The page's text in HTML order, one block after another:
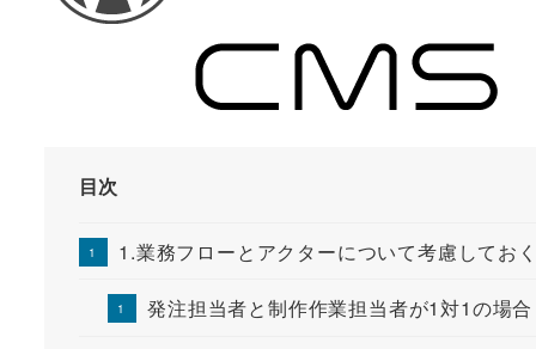
目次
1.業務フローとアクターについて考慮してお
発注担当者と制作作業担当者が1対1の場合